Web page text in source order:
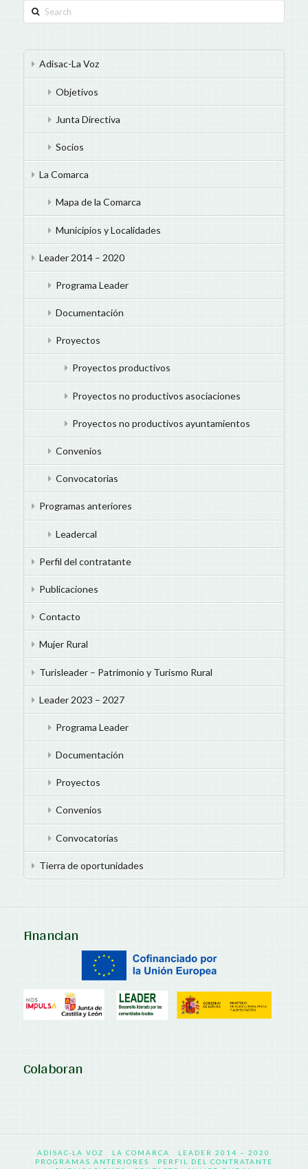
Search
Adisac-La Voz
Objetivos
Junta Directiva
Socios
La Comarca
Mapa de la Comarca
Municipios y Localidades
Leader 2014 – 2020
Programa Leader
Documentación
Proyectos
Proyectos productivos
Proyectos no productivos asociaciones
Proyectos no productivos ayuntamientos
Convenios
Convocatorias
Programas anteriores
Leadercal
Perfil del contratante
Publicaciones
Contacto
Mujer Rural
Turisleader – Patrimonio y Turismo Rural
Leader 2023 – 2027
Programa Leader
Documentación
Proyectos
Convenios
Convocatorias
Tierra de oportunidades
Financian
Colaboran
ADISAC-LA VOZ LA COMARCA
LEADER 2014 – 2020
PROGRAMAS ANTERIORES
PERFIL DEL CONTRATANTE